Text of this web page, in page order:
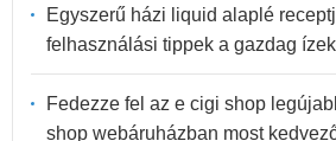
Egyszerű házi liquid alaplé
felhasználási tippek a gazdag
Fedezze fel az e cigi shop
shop webáruházban most